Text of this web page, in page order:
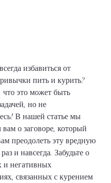
избавиться от
пить и курить?
это может быть
но не
В нашей статье мы
вам о заговоре, который
преодолеть эту вредную
и навсегда. Забудьте о
и негативных
связанных с курением